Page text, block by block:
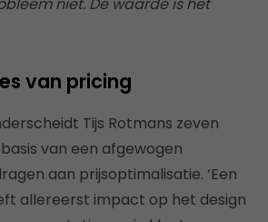
van pricing
Tijs Rotmans zeven
van een afgewogen
aan prijsoptimalisatie. ‘Een
allereerst impact op het design